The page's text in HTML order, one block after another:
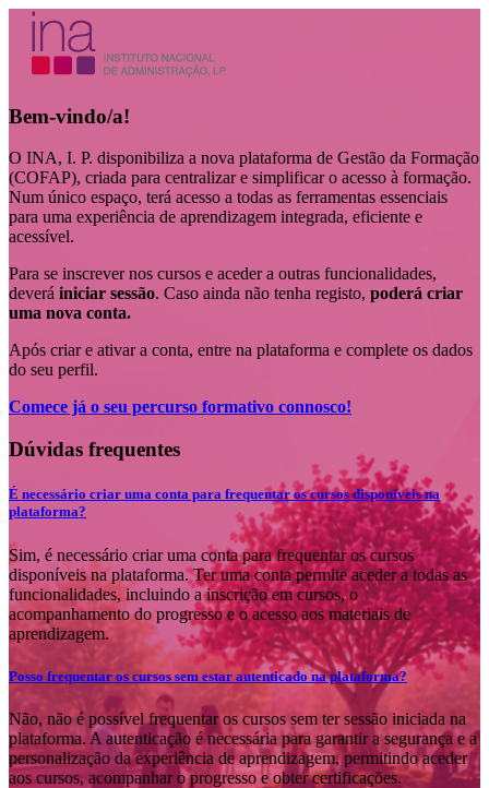
Bem-vindo/a!
O INA, I. P. disponibiliza a nova plataforma de Gestão da Formação
(COFAP), criada para centralizar e simplificar o acesso à formação.
Num único espaço, terá acesso a todas as ferramentas essenciais
para uma experiência de aprendizagem integrada, eficiente e
acessível.
Para se inscrever nos cursos e aceder a outras funcionalidades,
deverá iniciar sessão. Caso ainda não tenha registo, poderá criar
uma nova conta.
Após criar e ativar a conta, entre na plataforma e complete os dados
do seu perfil.
Comece já o seu percurso formativo connosco!
Dúvidas frequentes
É necessário criar uma conta para frequentar os cursos disponíveis na
plataforma?
Sim, é necessário criar uma conta para frequentar os cursos
disponíveis na plataforma. Ter uma conta permite aceder a todas as
funcionalidades, incluindo a inscrição em cursos, o
acompanhamento do progresso e o acesso aos materiais de
aprendizagem.
Posso frequentar os cursos sem estar autenticado na plataforma?
Não, não é possível frequentar os cursos sem ter sessão iniciada na
plataforma. A autenticação é necessária para garantir a segurança e a
personalização da experiência de aprendizagem, permitindo aceder
aos cursos, acompanhar o progresso e obter certificações.